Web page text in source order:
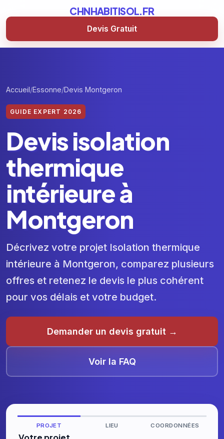
CHNHABITISOL.FR
Devis Gratuit
Accueil Essonne Devis Montgeron
GUIDE EXPERT 2026
Devis isolation
thermique
intérieure à
Montgeron
Décrivez votre projet Isolation thermique
intérieure à Montgeron, comparez plusieurs
offres et retenez le devis le plus cohérent
pour vos délais et votre budget.
Demander un devis gratuit →
Voir la FAQ
PROJET LIEU COORDONNÉES